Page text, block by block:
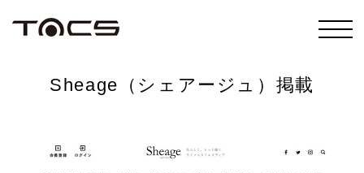
Sheage（シェアージュ）掲載